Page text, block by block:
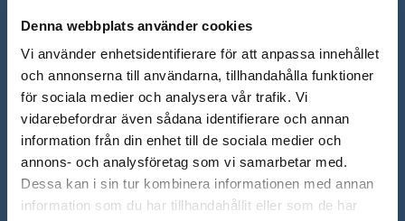
Denna webbplats använder cookies
Vi använder enhetsidentifierare för att anpassa innehållet
och annonserna till användarna, tillhandahålla funktioner
för sociala medier och analysera vår trafik. Vi
vidarebefordrar även sådana identifierare och annan
information från din enhet till de sociala medier och
annons- och analysföretag som vi samarbetar med.
Dessa kan i sin tur kombinera informationen med annan
information som du har tillhandahållit eller som de har
ÖPPETTIDER SHOWROOM
Mån-Fre: 10.00 – 18.00